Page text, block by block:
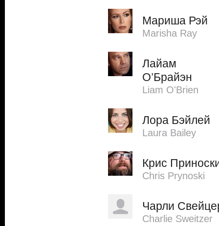
Мариша Рэй
Marisha Ray
Лайам
О’Брайэн
Liam O'Brien
Лора Бэйлей
Laura Bailey
Крис
Chris Prynoski
Чарли
Charlie Sweitzer